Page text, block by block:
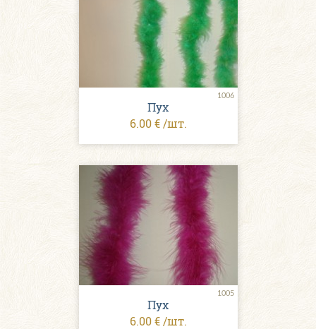
1006
Пух
6.00 € /шт.
1005
Пух
6.00 € /шт.